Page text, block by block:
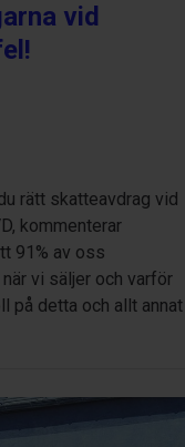
vid
rätt skatteavdrag vid
kommenterar
91% av oss
vi säljer och varför
på detta och allt annat